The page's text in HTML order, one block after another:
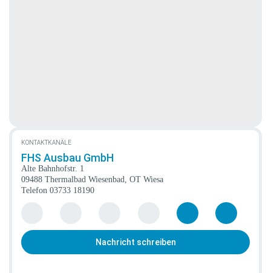
KONTAKTKANÄLE
FHS Ausbau GmbH
Alte Bahnhofstr. 1
09488 Thermalbad Wiesenbad, OT Wiesa
Telefon 03733 18190
Nachricht schreiben